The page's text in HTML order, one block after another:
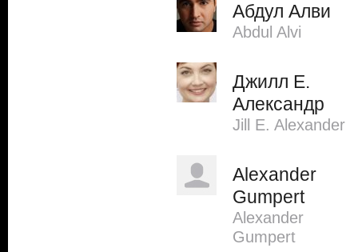
Абдул Алви
Abdul Alvi
Джилл Е.
Александр
Jill E. Alexander
Alexander
Gumpert
Alexander
Gumpert